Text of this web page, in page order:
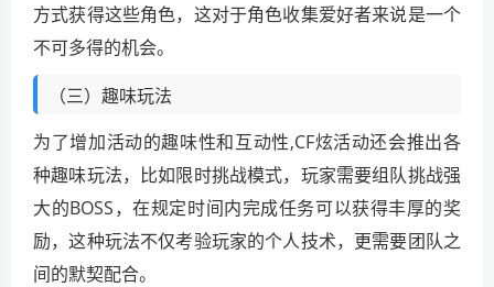
方式获得这些角色，这对于角色收集爱好者来说是一个
不可多得的机会。
（三）趣味玩法
为了增加活动的趣味性和互动性,CF炫活动还会推出各
种趣味玩法，比如限时挑战模式，玩家需要组队挑战强
大的BOSS，在规定时间内完成任务可以获得丰厚的奖
励，这种玩法不仅考验玩家的个人技术，更需要团队之
间的默契配合。